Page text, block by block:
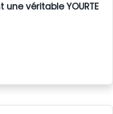
une véritable YOURTE